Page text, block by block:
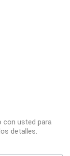
con usted para
detalles.